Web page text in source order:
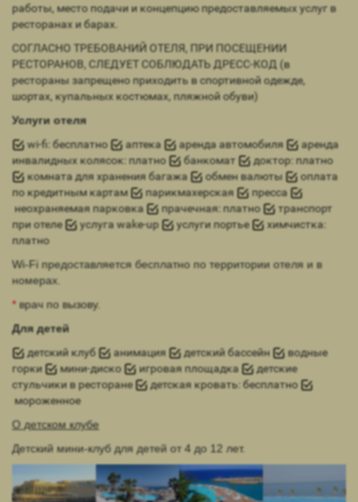
работы, место подачи и концепцию предоставляемых услуг в
ресторанах и барах.
СОГЛАСНО ТРЕБОВАНИЙ ОТЕЛЯ, ПРИ ПОСЕЩЕНИИ
РЕСТОРАНОВ, СЛЕДУЕТ СОБЛЮДАТЬ ДРЕСС-КОД (в
рестораны запрещено приходить в спортивной одежде,
шортах, купальных костюмах, пляжной обуви)
Услуги отеля
wi-fi: бесплатно
аптека аренда автомобиля
аренда
инвалидных колясок: платно
банкомат
доктор: платно
комната для хранения багажа
обмен валюты
оплата
по кредитным картам
парикмахерская
пресса
неохраняемая парковка
прачечная: платно
транспорт
при отеле
услуга wake-up услуги портье
химчистка:
платно
Wi-Fi предоставляется бесплатно по территории отеля и в
номерах.
* врач по вызову.
Для детей
детский клуб
анимация детский бассейн
водные
горки
мини-диско игровая площадка
детские
стульчики в ресторане
детская кровать: бесплатно
мороженное
О детском клубе
Детский мини-клуб для детей от 4 до 12 лет.